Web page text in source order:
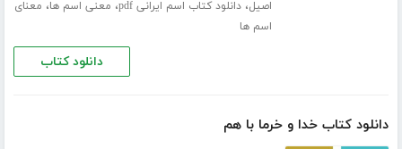
اصیل،دانلود کتاب اسم ایرانی pdf ، معنی اسم ها، معنای
اسم ها
دانلود کتاب
دانلود کتاب خدا و خرما با هم